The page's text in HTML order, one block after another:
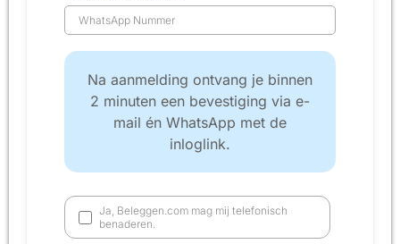
Na aanmelding ontvang je binnen
2 minuten een bevestiging via e-
mail én WhatsApp met de
inloglink.
Ja, Beleggen.com mag mij telefonisch
benaderen.